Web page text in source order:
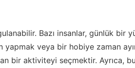
Bazı insanlar, günlük bir
yapmak veya bir hobiye zaman
bir aktiviteyi seçmektir. Ayrıca,